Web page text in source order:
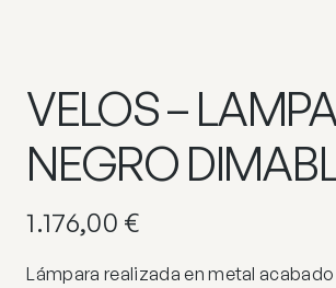
VELOS –
NEGRO
1.176,00 €
Lámpara realizada en metal